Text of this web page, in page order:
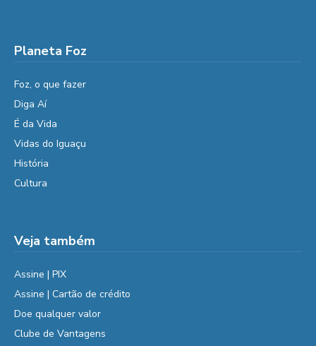
Planeta Foz
Foz, o que fazer
Diga Aí
É da Vida
Vidas do Iguaçu
História
Cultura
Veja também
Assine | PIX
Assine | Cartão de crédito
Doe qualquer valor
Clube de Vantagens